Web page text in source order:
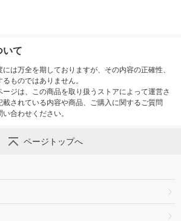
いて
は万全を期しておりますが、その内容の正確性、
ものではありません。
ジは、この商品を取り扱うストアによって運営さ
されている内容や商品、ご購入に関するご質問
合わせください。
ページトップへ